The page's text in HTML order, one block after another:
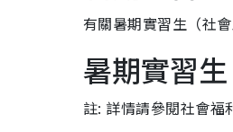
有關暑期實習生（社
暑期實習
註: 詳情請參閱社會福